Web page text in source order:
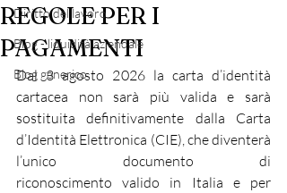
Diritto del lavoro
Blog - liquidità aziendale
Blog generico
REGOLE PER I
PAGAMENTI
Dal 3 agosto 2026 la carta d’identità
cartacea non sarà più valida e sarà
sostituita definitivamente dalla Carta
d’Identità Elettronica (CIE), che diventerà
l’unico documento di
riconoscimento valido in Italia e per